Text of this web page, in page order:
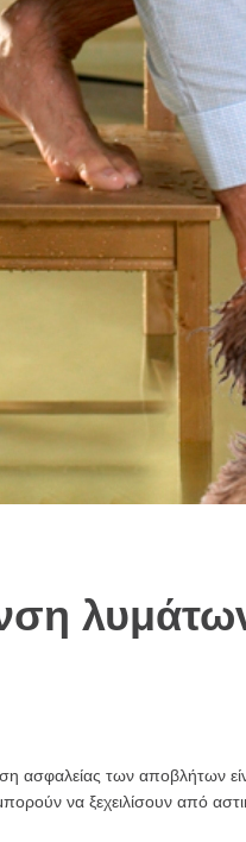
των αποβλήτων
να ξεχειλίσουν από